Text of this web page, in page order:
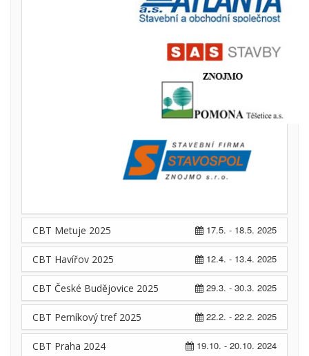
17.5. - 18.5. 2025
CBT Metuje 2025
12.4. - 13.4. 2025
CBT Havířov 2025
29.3. - 30.3. 2025
CBT České Budějovice 2025
22.2. - 22.2. 2025
CBT Perníkový tref 2025
19.10. - 20.10. 2024
CBT Praha 2024